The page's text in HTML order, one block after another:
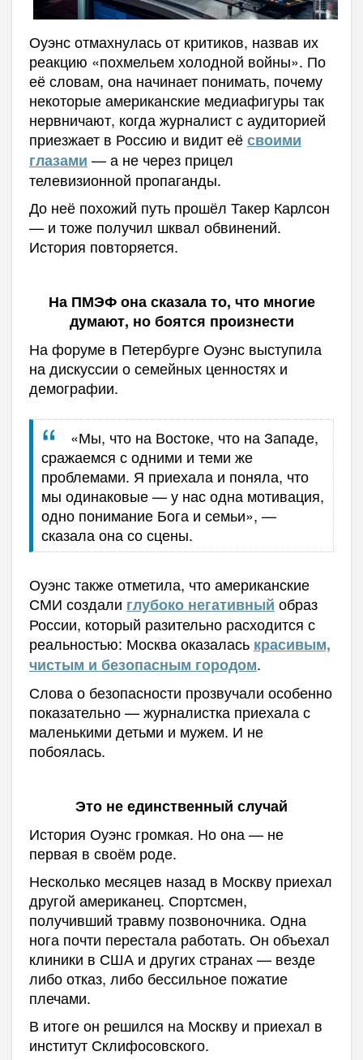
Оуэнс отмахнулась от критиков, назвав их
реакцию «похмельем холодной войны». По
её словам, она начинает понимать, почему
некоторые американские медиафигуры так
нервничают, когда журналист с аудиторией
приезжает в Россию и видит еёсвоими
глазами — а не через прицел
телевизионной пропаганды.
До неё похожий путь прошёл Такер Карлсон
— и тоже получил шквал обвинений.
История повторяется.
На ПМЭФ она сказала то, что многие
думают, но боятся произнести
На форуме в Петербурге Оуэнс выступила
на дискуссии о семейных ценностях и
демографии.
«Мы, что на Востоке, что на Западе,
сражаемся с одними и теми же
проблемами. Я приехала и поняла, что
мы одинаковые — у нас одна мотивация,
одно понимание Бога и семьи», —
сказала она со сцены.
Оуэнс также отметила, что американские
СМИ создали глубоко негативный образ
России, который разительно расходится с
реальностью: Москва оказалась красивым,
чистым и безопасным городом.
Слова о безопасности прозвучали особенно
показательно — журналистка приехала с
маленькими детьми и мужем. И не
побоялась.
Это не единственный случай
История Оуэнс громкая. Но она — не
первая в своём роде.
Несколько месяцев назад в Москву приехал
другой американец. Спортсмен,
получивший травму позвоночника. Одна
нога почти перестала работать. Он объехал
клиники в США и других странах — везде
либо отказ, либо бессильное пожатие
плечами.
В итоге он решился на Москву и приехал в
институт Склифосовского.